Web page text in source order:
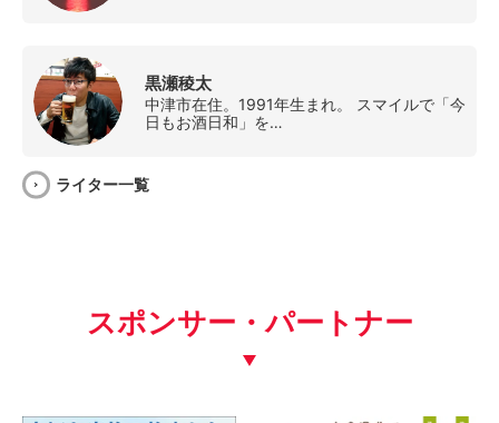
黒瀬稜太
中津市在住。1991年生まれ。 スマイルで「今
日もお酒日和」を…
ライター一覧
スポンサー・パートナー